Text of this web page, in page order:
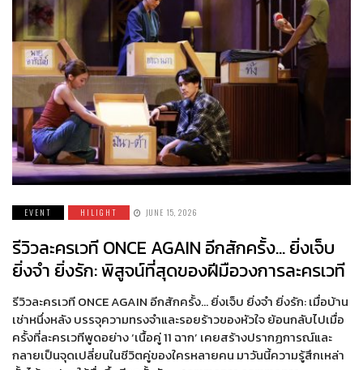
EVENT HILIGHT JUNE 15, 2026
รีวิวละครเวที ONCE AGAIN อีกสักครั้ง… ยิ่งเจ็บ
ยิ่งจำ ยิ่งรัก: พิสูจน์ที่สุดของฝีมือวงการละครเวที
รีวิวละครเวที ONCE AGAIN อีกสักครั้ง… ยิ่งเจ็บ ยิ่งจำ ยิ่งรัก: เมื่อบ้าน
เช่าหนึ่งหลัง บรรจุความทรงจำและรอยร้าวของหัวใจ ย้อนกลับไปเมื่อ
ครั้งที่ละครเวทีพูดอย่าง ‘เนื้อคู่ 11 ฉาก’ เคยสร้างปรากฏการณ์และ
กลายเป็นจุดเปลี่ยนในชีวิตคู่ของใครหลายคน มาวันนี้ความรู้สึกเหล่า